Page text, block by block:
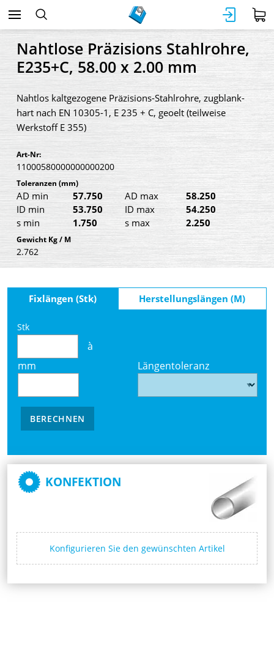
Nahtlose Präzisions Stahlrohre,
E235+C, 58.00 x 2.00 mm
Nahtlos kaltgezogene Präzisions-Stahlrohre, zugblank-
hart nach EN 10305-1, E 235 + C, geoelt (teilweise
Werkstoff E 355)
Art-Nr:
11000580000000000200
Toleranzen (mm)
AD min 57.750 AD max
58.250
ID min
53.750 ID max
54.250
s min
1.750 s max 2.250
Gewicht Kg / M
2.762
Fixlängen (Stk) Herstellungslängen (M)
Stk
à
mm
Längentoleranz
BERECHNEN
KONFEKTION
Konfigurieren Sie den gewünschten Artikel